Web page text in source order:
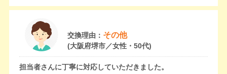
交換理由： その他
(大阪府堺市／女性・50代)
担当者さんに丁寧に対応していただきました。